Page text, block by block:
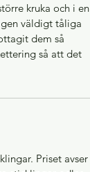
kruka och i en
väldigt tåliga
dem så
så att det
Priset avser